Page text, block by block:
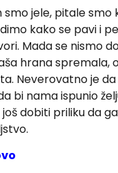
smo jele, pitale smo
kako se pavi i
Mada se nismo
hrana spremala,
Neverovatno je
bi nama ispunio
dobiti priliku da